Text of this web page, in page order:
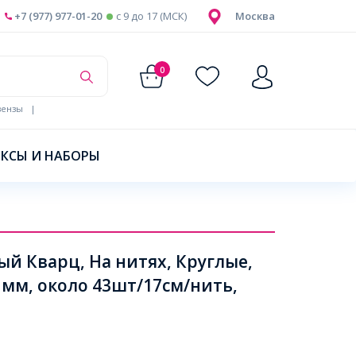
Москва
+7 (977) 977-01-20 c 9 до 17 (МСК)
0
|
И НАБОРЫ
Кварц, На нитях, Круглые,
около 43шт/17см/нить,